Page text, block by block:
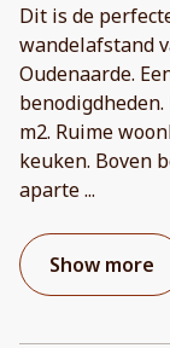
Dit is de
wandelafstand
Oudenaarde.
m2. Ruime
keuken. Boven
aparte...
Show more